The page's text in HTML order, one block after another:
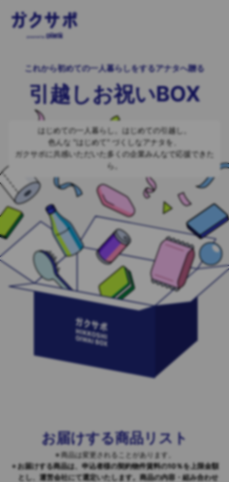
これから初めての一人暮らしをするアナタへ贈る
引越しお祝いBOX
はじめての一人暮らし。はじめての引越し。
色んな "はじめて" づくしなアナタを、
ガクサポに共感いただいた多くの企業みんなで応援できた
ら。
お届けする商品リスト
商品は変更されることがあります。
お届けする商品は、申込者様の契約物件賃料の10％を上限金額
とし、運営会社にて選定いたします。商品の内容・組み合わせ